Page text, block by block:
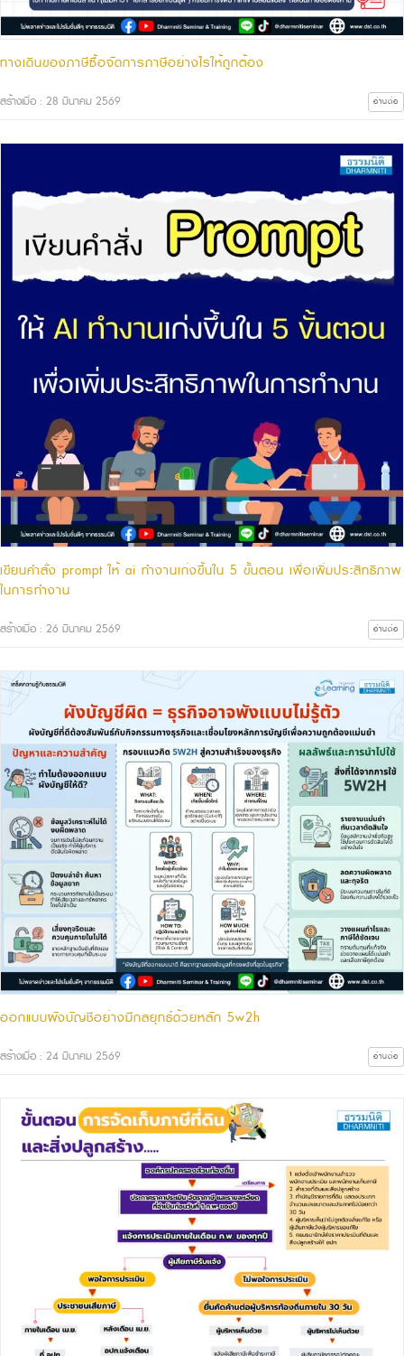
ทางเดินของภาษีซื้อจัดการภาษีอย่างไรให้ถูกต้อง
สร้างเมื่อ : 28 มีนาคม 2569 อ่านต่อ
เขียนคำสั่ง prompt ให้ ai ทำงานเก่งขึ้นใน 5 ขั้นตอน เพื่อเพิ่มประสิทธิภาพ
ในการทำงาน
สร้างเมื่อ : 26 มีนาคม 2569 อ่านต่อ
ออกแบบผังบัญชีอย่างมีกลยุทธ์ด้วยหลัก 5w2h
สร้างเมื่อ : 24 มีนาคม 2569 อ่านต่อ